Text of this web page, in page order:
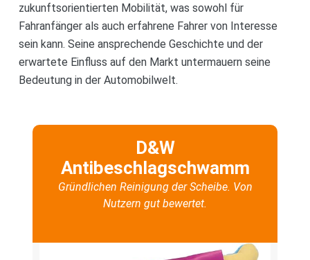
zukunftsorientierten Mobilität, was sowohl für
Fahranfänger als auch erfahrene Fahrer von Interesse
sein kann. Seine ansprechende Geschichte und der
erwartete Einfluss auf den Markt untermauern seine
Bedeutung in der Automobilwelt.
D&W
Antibeschlagschwamm
Gründlichen Reinigung der Scheibe. Von
Nutzern gut bewertet.